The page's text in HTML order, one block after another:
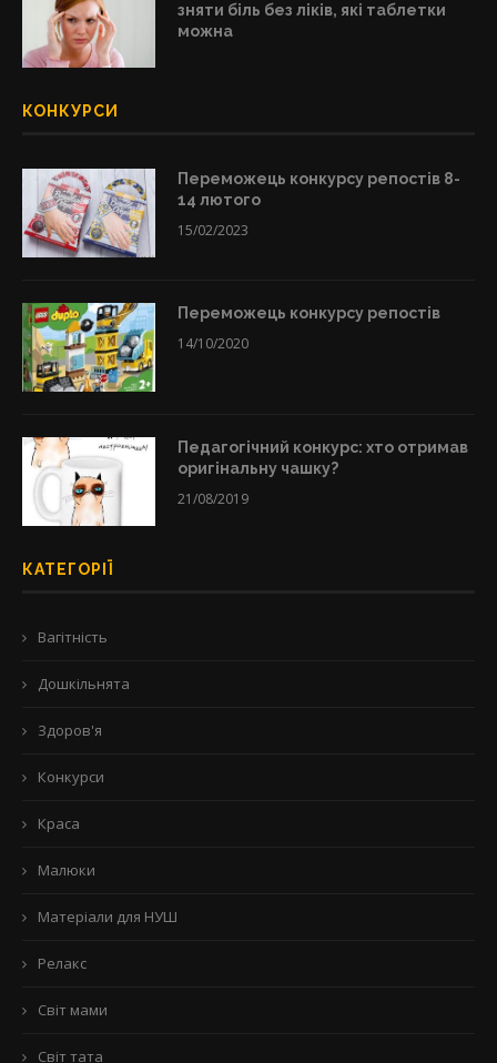
зняти біль без ліків, які таблетки
можна
КОНКУРСИ
Переможець конкурсу репостів 8-
14 лютого
15/02/2023
Переможець конкурсу репостів
14/10/2020
Педагогічний конкурс: хто отримав
оригінальну чашку?
21/08/2019
КАТЕГОРІЇ
Вагітність
Дошкільнята
Здоров'я
Конкурси
Краса
Малюки
Матеріали для НУШ
Релакс
Світ мами
Світ тата